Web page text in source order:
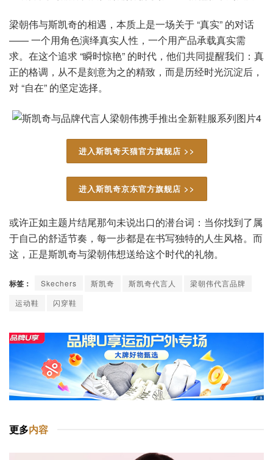
梁朝伟与斯凯奇的相遇，本质上是一场关于 “真实” 的对话
—— 一个用角色演绎真实人性，一个用产品承载真实需
求。在这个追求 “瞬时惊艳” 的时代，他们共同提醒我们：真
正的格调，从不是刻意为之的精致，而是历经时光沉淀后，
对 “自在” 的坚定选择。
进入斯凯奇天猫官方旗舰店 >>
进入斯凯奇京东官方旗舰店 >>
或许正如主题片结尾那句未说出口的潜台词：当你找到了属
于自己的舒适节奏，每一步都是在书写独特的人生风格。而
这，正是斯凯奇与梁朝伟想送给这个时代的礼物。
标签： Skechers 斯凯奇 斯凯奇代言人
梁朝伟代言品牌
运动鞋
闪穿鞋
更多内容